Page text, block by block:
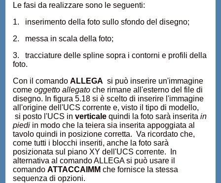
Le fasi da realizzare sono le seguenti:
1. inserimento della foto sullo sfondo del disegno;
2. messa in scala della foto;
3. tracciature delle spline sopra i contorni e profili della
foto.
Con il comandoALLEGA si può inserire un'immagine
comeoggetto allegato che rimane all'esterno del file di
disegno. In figura 5.18 si è scelto di inserire l'immagine
all'origine dell'UCS corrente e, visto il tipo di modello,
si posto l'UCS inverticale quindi la foto sarà inseritain
piedi in modo che la teiera sia inserita appoggiata al
tavolo quindi in posizione corretta. Va ricordato che,
come tutti i blocchi inseriti, anche la foto sarà
posizionata sul piano XY dell'UCS corrente. In
alternativa al comando ALLEGA si può usare il
comandoATTACCAIMM che fornisce la stessa
sequenza di opzioni.